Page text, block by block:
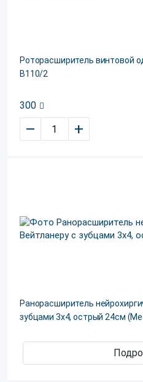
Роторасширитель винтовой
В110/2
300
– +
Ранорасширитель
зубцами 3x4, острый 24см